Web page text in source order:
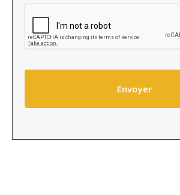
hidcaptcha